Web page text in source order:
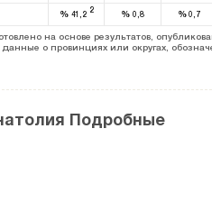
%41,2 2 % 0,8 %0,7
на основе результатов,
о провинциях или округах,
Подробные